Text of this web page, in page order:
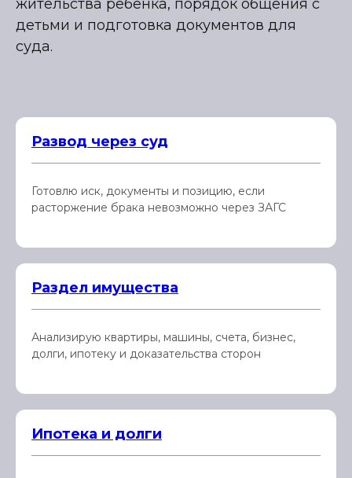
жительства ребенка, порядок общения с
детьми и подготовка документов для
суда.
Развод через суд
Готовлю иск, документы и позицию, если
расторжение брака невозможно через ЗАГС
Раздел имущества
Анализирую квартиры, машины, счета, бизнес,
долги, ипотеку и доказательства сторон
Ипотека и долги